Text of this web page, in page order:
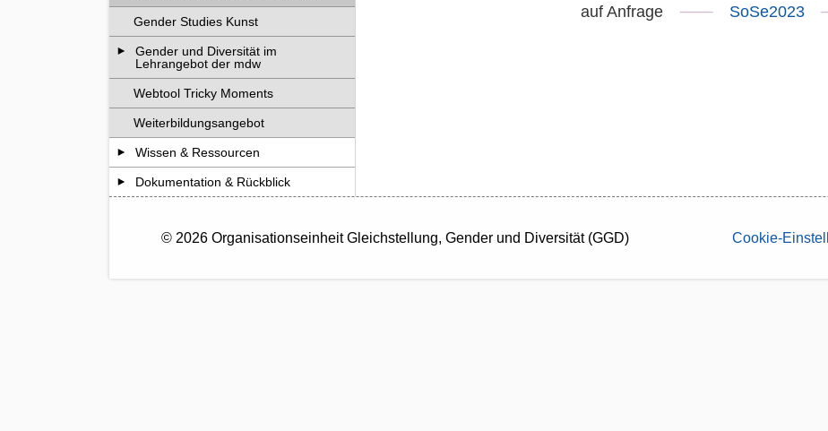
Gender Studies Kunst
Gender und Diversität im
Lehrangebot der mdw
Webtool Tricky Moments
Weiterbildungsangebot
Wissen & Ressourcen
Dokumentation & Rückblick
auf Anfrage ⸺ SoSe2023
© 2026 Organisationseinheit Gleichstellung, Gender und Diversität (GGD) Cookie-